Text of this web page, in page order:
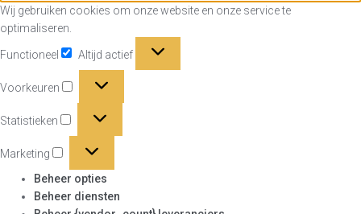
Wij gebruiken cookies om onze website en onze service te
optimaliseren.
Functioneel Altijd actief
Voorkeuren
Statistieken
Marketing
Marketing
Beheer opties
Beheer diensten